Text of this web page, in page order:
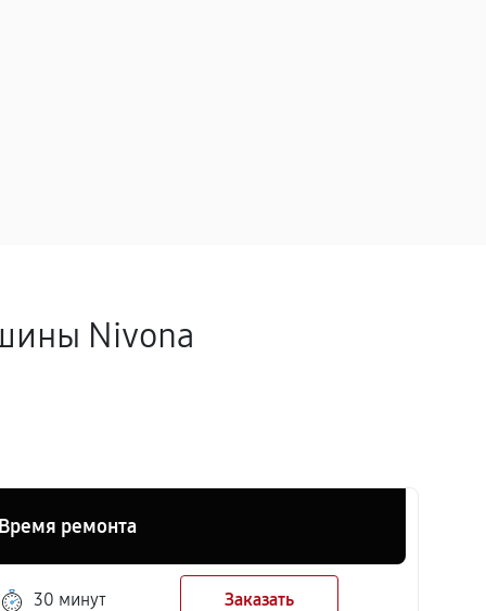
Nivona
Время ремонта
30 минут Заказать